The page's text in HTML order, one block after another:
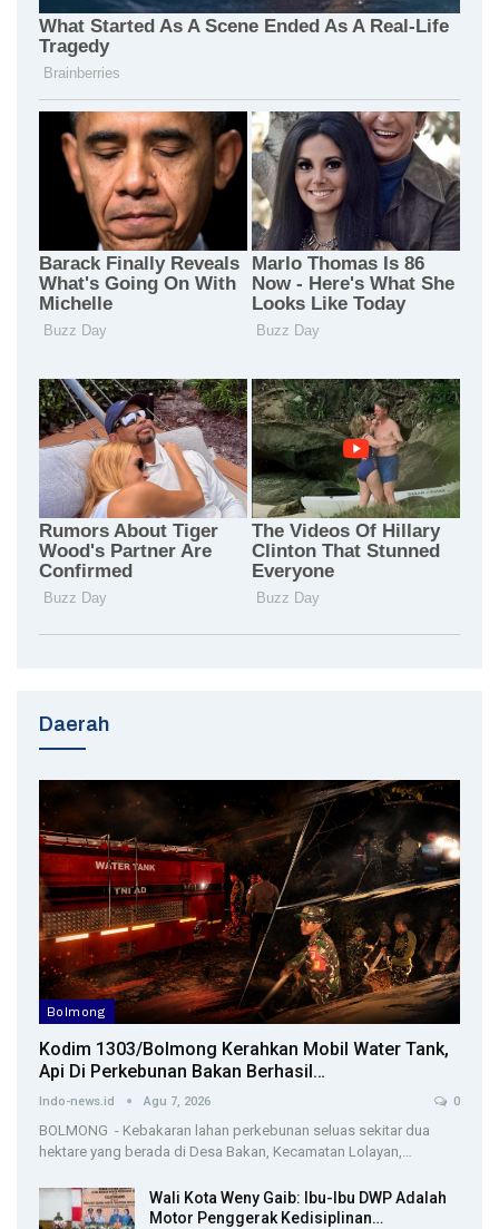
Daerah
Bolmong
Kodim 1303/Bolmong Kerahkan Mobil Water Tank,
Api Di Perkebunan Bakan Berhasil…
Indo-news.id Agu 7, 2026 0
BOLMONG - Kebakaran lahan perkebunan seluas sekitar dua
hektare yang berada di Desa Bakan, Kecamatan Lolayan,…
Wali Kota Weny Gaib: Ibu-Ibu DWP Adalah
Motor Penggerak Kedisiplinan…